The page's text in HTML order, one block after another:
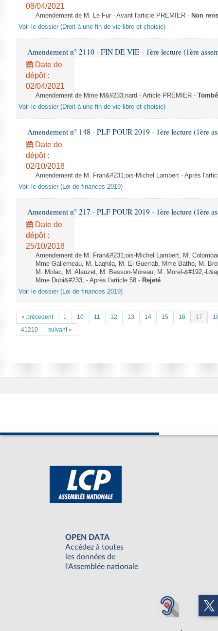
08/04/2021
Amendement de M. Le Fur - Avant l'article PREMIER - Non
Voir le dossier (Droit à une fin de vie libre et choisie)
Amendement n° 2110 - FIN DE VIE - 1ère lecture (1ère
Date de
dépôt :
02/04/2021
Amendement de Mme M&#233;nard - Article PREMIER - Tombé
Voir le dossier (Droit à une fin de vie libre et choisie)
Amendement n° 148 - PLF POUR 2019 - 1ère lecture (1ère
Date de
dépôt :
02/10/2018
Amendement de M. Fran&#231;ois-Michel Lambert - Après
Voir le dossier (Loi de finances 2019)
Amendement n° 217 - PLF POUR 2019 - 1ère lecture (1ère
Date de
dépôt :
25/10/2018
Amendement de M. Fran&#231;ois-Michel Lambert, M.
Mme Gallerneau, M. Laqhila, M. El Guerrab, Mme Batho, M.
M. Molac, M. Alauzet, M. Besson-Moreau, M. Morel-&#192;-
Mme Dubi&#233; - Après l'article 58 - Rejeté
Voir le dossier (Loi de finances 2019)
« précedent 1 10 11 12 13 14 15 16 17
41210
suivant »
OPEN DATA
Accédez à toutes
les données de
l'Assemblée nationale